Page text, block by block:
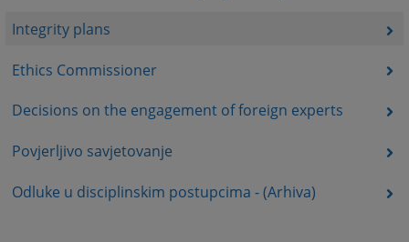
Integrity plans
Ethics Commissioner
Decisions on the engagement of foreign experts
Povjerljivo savjetovanje
Odluke u disciplinskim postupcima - (Arhiva)